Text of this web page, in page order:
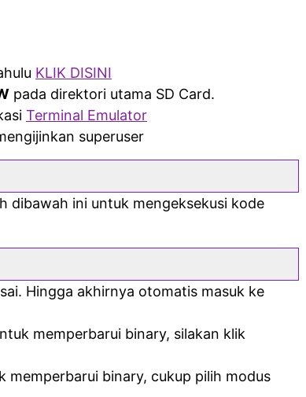
KLIK DISINI
pada direktori utama SD Card.
Terminal Emulator
superuser
dibawah ini untuk mengeksekusi kode
Hingga akhirnya otomatis masuk ke
memperbarui binary, silakan klik
memperbarui binary, cukup pilih modus